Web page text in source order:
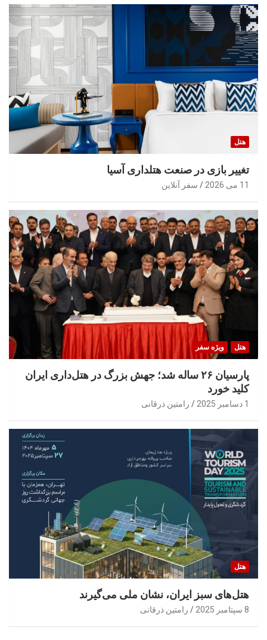
هتل
تغییر بازی در صنعت هتلداری آسیا
11 می 2026 سفر آنلاین
هتل ویژه سفر
پارسیان ۲۶ ساله شد؛ جهش بزرگ در هتل‌داری ایران
کلید خورد
1 دسامبر 2025 رامتین ذرقانی
هتل
هتل‌های سبز ایران، نشان ملی می‌گیرند
8 سپتامبر 2025 رامتین ذرقانی